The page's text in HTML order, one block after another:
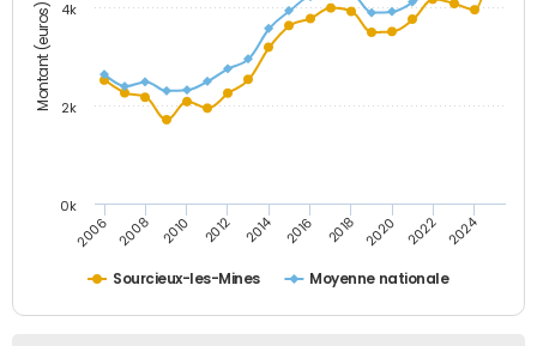
Montant (euros)
Sourcieux-les-Mines Moyenne nationale
2006 2008 2010 2012 2014 2016 2018 2020 2022 2024
0k
2k
4k